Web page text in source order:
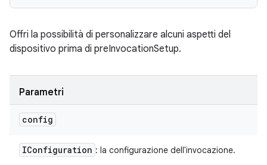
Offri la possibilità di personalizzare alcuni aspetti del
dispositivo prima di preInvocationSetup.
Parametri
config
IConfiguration : la configurazione dell'invocazione.